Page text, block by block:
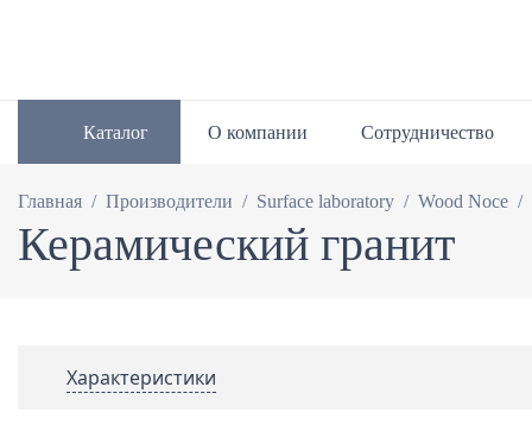
Каталог О компании Сотрудничество
Главная / Производители / Surface laboratory / Wood Noce /
Керамический гранит
Характеристики